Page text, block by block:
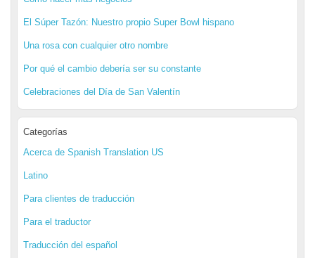
El Súper Tazón: Nuestro propio Super Bowl hispano
Una rosa con cualquier otro nombre
Por qué el cambio debería ser su constante
Celebraciones del Día de San Valentín
Categorías
Acerca de Spanish Translation US
Latino
Para clientes de traducción
Para el traductor
Traducción del español